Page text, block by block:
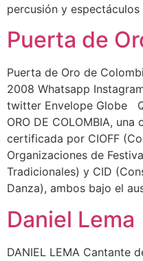
percusión y
Puerta de
Puerta de Oro de
2008 Whatsapp
twitter Envelope Globe
ORO DE COLOMBIA,
certificada por CIOFF
Organizaciones de
Tradicionales) y CID
Danza), ambos bajo el
Daniel Lema
DANIEL LEMA Cantante